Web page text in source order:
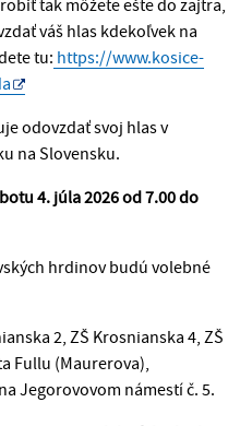
tak môžete ešte do zajtra,
váš hlas kdekoľvek na
tu: https://www.kosice-
odovzdať svoj hlas v
na Slovensku.
4. júla 2026 od 7.00 do
hrdinov budú volebné
2, ZŠ Krosnianska 4, ZŠ
Fullu (Maurerova),
Jegorovovom námestí č. 5.